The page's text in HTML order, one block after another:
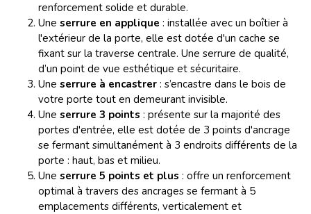
renforcement solide et durable.
Une serrure en applique : installée avec un boîtier à
l'extérieur de la porte, elle est dotée d'un cache se
fixant sur la traverse centrale. Une serrure de qualité,
d’un point de vue esthétique et sécuritaire.
Une serrure à encastrer : s’encastre dans le bois de
votre porte tout en demeurant invisible.
Une serrure 3 points : présente sur la majorité des
portes d'entrée, elle est dotée de 3 points d'ancrage
se fermant simultanément à 3 endroits différents de la
porte : haut, bas et milieu.
Une serrure 5 points et plus : offre un renforcement
optimal à travers des ancrages se fermant à 5
emplacements différents, verticalement et